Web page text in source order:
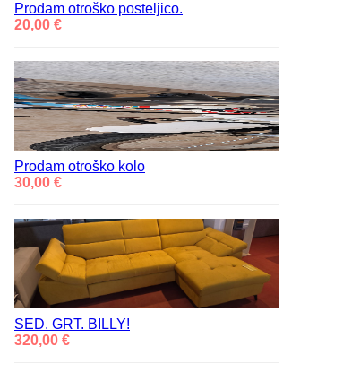
Prodam otroško posteljico.
20,00 €
Prodam otroško kolo
30,00 €
SED. GRT. BILLY!
320,00 €